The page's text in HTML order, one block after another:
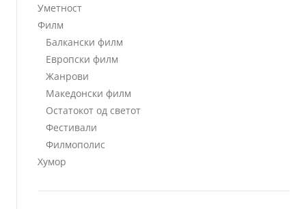
Уметност
Филм
Балкански филм
Европски филм
Жанрови
Македонски филм
Остатокот од светот
Фестивали
Филмополис
Хумор